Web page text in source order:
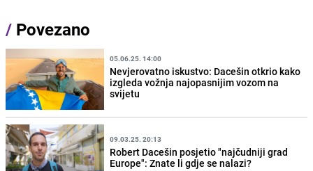
/ Povezano
05.06.25. 14:00
Nevjerovatno iskustvo: Dacešin otkrio kako
izgleda vožnja najopasnijim vozom na
svijetu
09.03.25. 20:13
Robert Dacešin posjetio "najčudniji grad
Europe": Znate li gdje se nalazi?